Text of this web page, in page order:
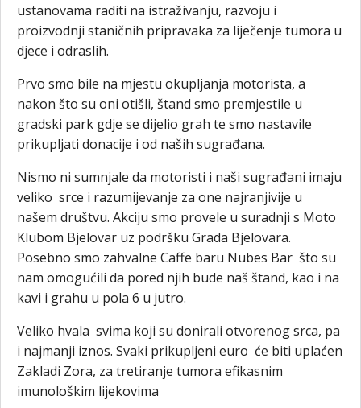
ustanovama raditi na istraživanju, razvoju i
proizvodnji staničnih pripravaka za liječenje tumora u
djece i odraslih.
Prvo smo bile na mjestu okupljanja motorista, a
nakon što su oni otišli, štand smo premjestile u
gradski park gdje se dijelio grah te smo nastavile
prikupljati donacije i od naših sugrađana.
Nismo ni sumnjale da motoristi i naši sugrađani imaju
veliko srce i razumijevanje za one najranjivije u
našem društvu. Akciju smo provele u suradnji s Moto
Klubom Bjelovar uz podršku Grada Bjelovara.
Posebno smo zahvalne Caffe baru Nubes Bar što su
nam omogućili da pored njih bude naš štand, kao i na
kavi i grahu u pola 6 u jutro.
Veliko hvala svima koji su donirali otvorenog srca, pa
i najmanji iznos. Svaki prikupljeni euro će biti uplaćen
Zakladi Zora, za tretiranje tumora efikasnim
imunološkim lijekovima